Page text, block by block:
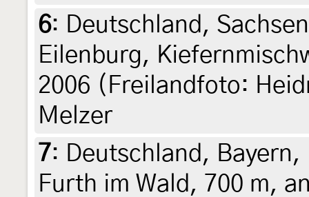
6: Deutschland,
Eilenburg,
2006 (Freilandfoto:
Melzer
7: Deutschland,
Furth im Wald, 700 m,